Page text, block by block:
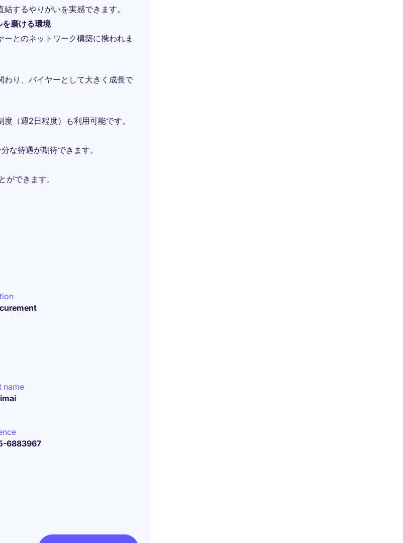
するやりがいを実感できます。
を磨ける環境
とのネットワーク構築に携われま
り、バイヤーとして大きく成長で
（週2日程度）も利用可能です。
な待遇が期待できます。
できます。
name
6883967